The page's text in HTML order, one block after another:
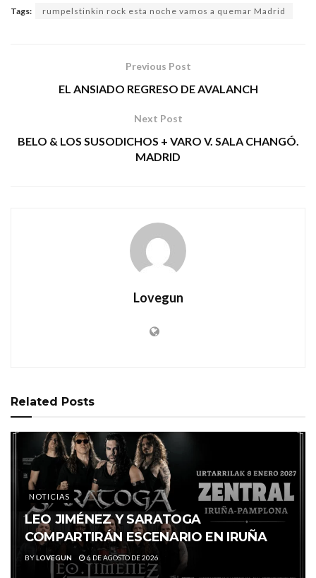
Tags: rumpelstinkin rock esta noche vamos a quemar Madrid
Previous Post
EL ANSIADO REGRESO DE AVALANCH
Next Post
BELO & LOS SUSODICHOS + VARO V. SALA CHANGÓ.
MADRID
Lovegun
Related Posts
NOTICIAS
LEO JIMÉNEZ Y SARATOGA
COMPARTIRÁN ESCENARIO EN IRUÑA
BYLOVEGUN 6 DE AGOSTO DE 2026